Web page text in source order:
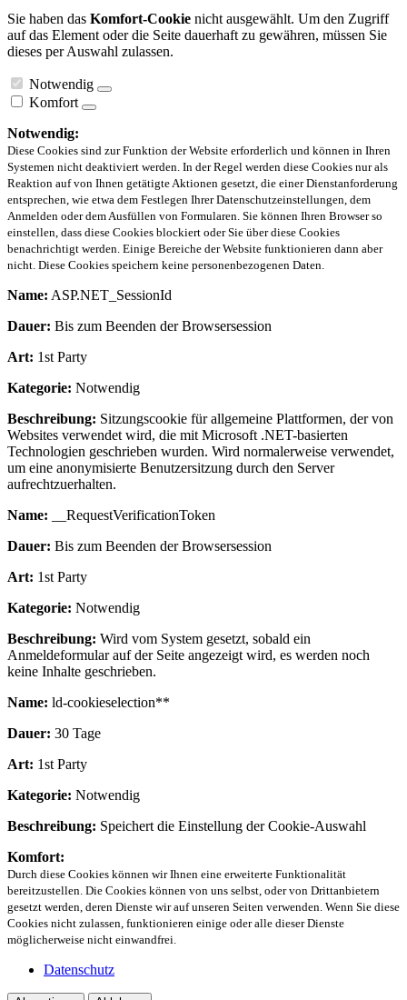
Sie haben das Komfort-Cookie nicht ausgewählt. Um den Zugriff
auf das Element oder die Seite dauerhaft zu gewähren, müssen Sie
dieses per Auswahl zulassen.
Notwendig
Komfort
Notwendig:
Diese Cookies sind zur Funktion der Website erforderlich und können in Ihren
Systemen nicht deaktiviert werden. In der Regel werden diese Cookies nur als
Reaktion auf von Ihnen getätigte Aktionen gesetzt, die einer Dienstanforderung
entsprechen, wie etwa dem Festlegen Ihrer Datenschutzeinstellungen, dem
Anmelden oder dem Ausfüllen von Formularen. Sie können Ihren Browser so
einstellen, dass diese Cookies blockiert oder Sie über diese Cookies
benachrichtigt werden. Einige Bereiche der Website funktionieren dann aber
nicht. Diese Cookies speichern keine personenbezogenen Daten.
Name: ASP.NET_SessionId
Dauer: Bis zum Beenden der Browsersession
Art: 1st Party
Kategorie: Notwendig
Beschreibung: Sitzungscookie für allgemeine Plattformen, der von
Websites verwendet wird, die mit Microsoft .NET-basierten
Technologien geschrieben wurden. Wird normalerweise verwendet,
um eine anonymisierte Benutzersitzung durch den Server
aufrechtzuerhalten.
Name: __RequestVerificationToken
Dauer: Bis zum Beenden der Browsersession
Art: 1st Party
Kategorie: Notwendig
Beschreibung: Wird vom System gesetzt, sobald ein
Anmeldeformular auf der Seite angezeigt wird, es werden noch
keine Inhalte geschrieben.
Name: ld-cookieselection**
Dauer: 30 Tage
Art: 1st Party
Kategorie: Notwendig
Beschreibung: Speichert die Einstellung der Cookie-Auswahl
Komfort:
Durch diese Cookies können wir Ihnen eine erweiterte Funktionalität
bereitzustellen. Die Cookies können von uns selbst, oder von Drittanbietern
gesetzt werden, deren Dienste wir auf unseren Seiten verwenden. Wenn Sie diese
Cookies nicht zulassen, funktionieren einige oder alle dieser Dienste
möglicherweise nicht einwandfrei.
Datenschutz